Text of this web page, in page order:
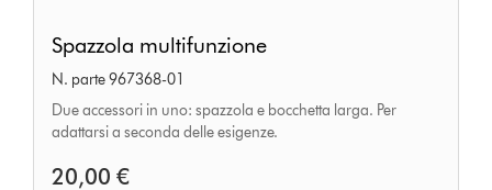
multifunzione
Spazzola multifunzione
N. parte 967368-01
Due accessori in uno: spazzola e bocchetta larga. Per
adattarsi a seconda delle esigenze.
20,00 €